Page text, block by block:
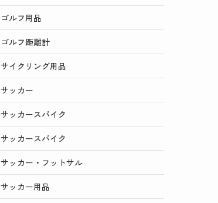
ゴルフ用品
ゴルフ距離計
サイクリング用品
サッカー
サッカースパイク
サッカースパイク
サッカー・フットサル
サッカー用品